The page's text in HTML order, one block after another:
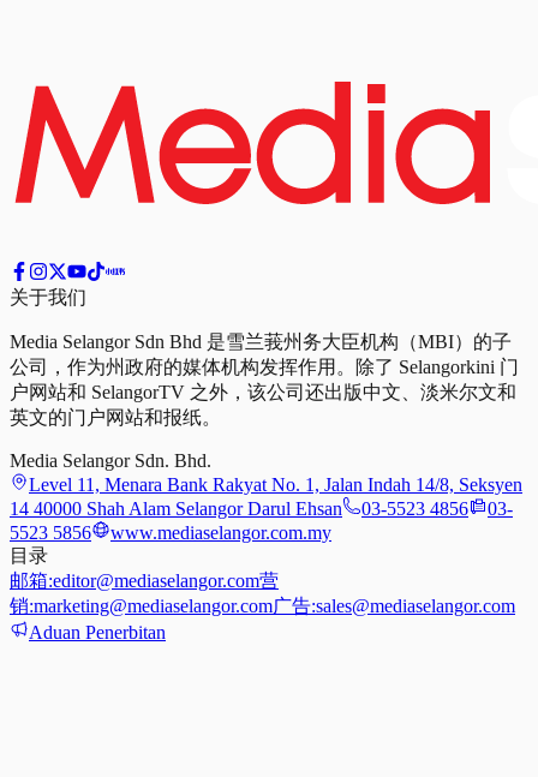
关于我们
Media Selangor Sdn Bhd 是雪兰莪州务大臣机构（MBI）的子
公司，作为州政府的媒体机构发挥作用。除了 Selangorkini 门
户网站和 SelangorTV 之外，该公司还出版中文、淡米尔文和
英文的门户网站和报纸。
Media Selangor Sdn. Bhd.
Level 11, Menara Bank Rakyat No. 1, Jalan Indah 14/8, Seksyen
14 40000 Shah Alam Selangor Darul Ehsan
03-5523 4856
03-
5523 5856
www.mediaselangor.com.my
目录
邮箱:editor@mediaselangor.com营
销:marketing@mediaselangor.com广告:sales@mediaselangor.com
Aduan Penerbitan